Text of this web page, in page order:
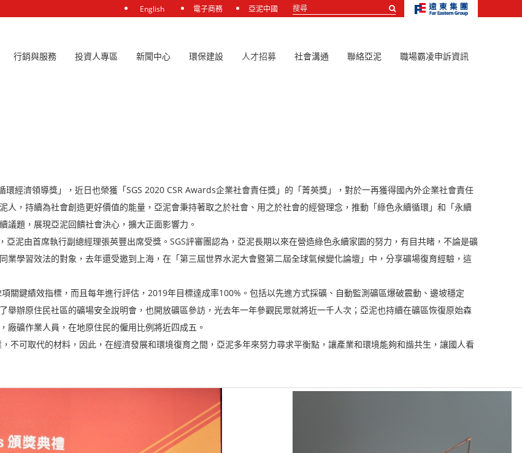
English 電子商務 亞泥中國
搜
行銷與服務 投資人專區 新聞中心 環保建設 人才招募 社會溝通 聯絡亞泥 職場霸凌申訴資訊
濟領導獎」，近日也榮獲「SGS 2020 CSR Awards企業社會責任獎」的「菁英獎」，對於一再獲得國內外企業社會責任
，持續為社會創造更好價值的能量，亞泥會秉持著取之於社會、用之於社會的經營理念，推動「綠色永續循環」和「永續
題，展現亞泥回饋社會決心，擴大正面影響力。
由首席執行副總經理張英豐出席受獎。SGS評審團認為，亞泥長期以來在營造綠色永續家園的努力，有目共睹，不論是礦
學習效法的對象，去年還受邀到上海，在「第三屆世界水泥大會暨第二屆全球氣候變化論壇」中，分享礦場復育經驗，這
鍵績效指標，而且每年進行評估，2019年目標達成率100%。包括以先進方式採礦、自動監測礦區爆破震動、邊坡穩定
辦原住民社區的礦場安全說明會，也開放礦區參訪，光去年一年參觀民眾就將近一千人次；亞泥也持續在礦區恢復原始森
礦作業人員，在地原住民的僱用比例將近四成五。
可取代的材料，因此，在經濟發展和環境復育之間，亞泥多年來努力尋求平衡點，讓產業和環境能夠和諧共生，讓國人看